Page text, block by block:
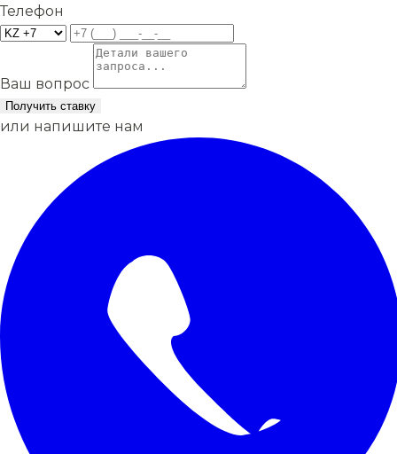
Телефон
Ваш вопрос
Получить ставку
или напишите нам